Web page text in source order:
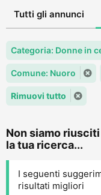
Tutti gli annunci
Categoria: Donne in
Comune: Nuoro
Rimuovi tutto
Non siamo
la tua ricerca...
I seguenti
risultati migliori